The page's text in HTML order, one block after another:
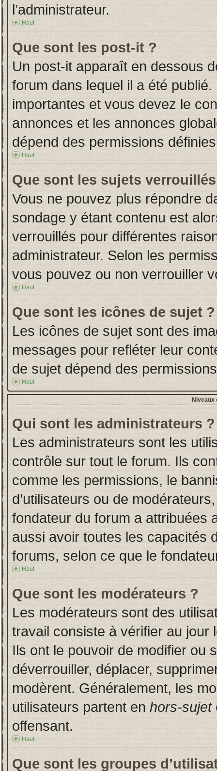
l’administrateur.
Haut
Que sont les post-it ?
Un post-it apparaît en dessous
forum dans lequel il a été
importantes et vous devez le
annonces et les annonces
dépend des permissions
Haut
Que sont les sujets
Vous ne pouvez plus répondre
sondage y étant contenu est
verrouillés pour différentes
administrateur. Selon les
vous pouvez ou non verrouiller
Haut
Que sont les icônes de sujet ?
Les icônes de sujet sont des
messages pour refléter leur
de sujet dépend des
Haut
Niveaux
Qui sont les administrateurs ?
Les administrateurs sont les
contrôle sur tout le forum. Ils
comme les permissions, le
d’utilisateurs ou de
fondateur du forum a attribuées
aussi avoir toutes les capacités
forums, selon ce que le
Haut
Que sont les modérateurs ?
Les modérateurs sont des
travail consiste à vérifier au jour
Ils ont le pouvoir de modifier ou
déverrouiller, déplacer,
modèrent. Généralement, les
utilisateurs partent en hors-sujet
offensant.
Haut
Que sont les groupes